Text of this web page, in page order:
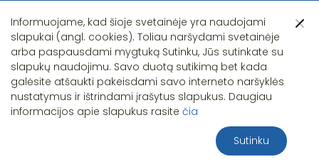
Pastebėjote klaidą?
Informuojame, kad šioje svetainėje yra naudojami
slapukai (angl. cookies). Toliau naršydami svetainėje
arba paspausdami mygtuką Sutinku, Jūs sutinkate su
slapukų naudojimu. Savo duotą sutikimą bet kada
galėsite atšaukti pakeisdami savo interneto naršyklės
nustatymus ir ištrindami įrašytus slapukus. Daugiau
informacijos apie slapukus rasite čia
Sutinku